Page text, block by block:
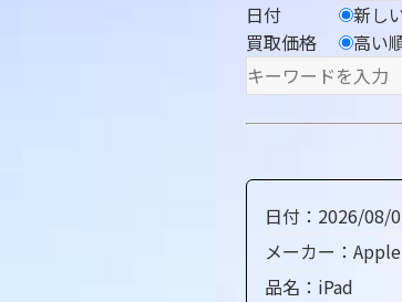
日付
新し
買取価格
高い
日付：2026/08/
メーカー：Apple
品名：iPad